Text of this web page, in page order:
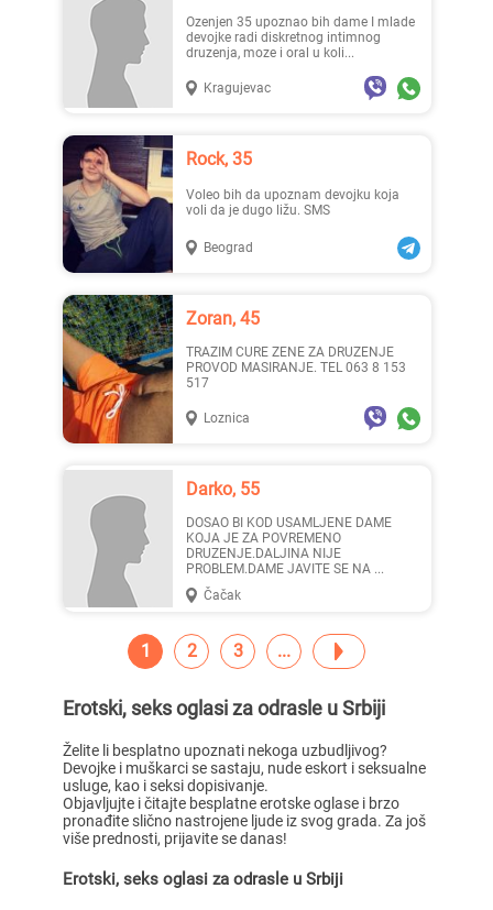
ozenjen 35 upoznao bih dame I mlade
devojke radi diskretnog intimnog
druzenja, moze i oral u koli...
Kragujevac
Rock, 35
Voleo bih da upoznam devojku koja
voli da je dugo ližu. SMS
Beograd
Zoran, 45
TRAZIM CURE ZENE ZA DRUZENJE
PROVOD MASIRANJE. TEL 063 8 153
517
Loznica
Darko, 55
DOSAO BI KOD USAMLJENE DAME
KOJA JE ZA POVREMENO
DRUZENJE.DALJINA NIJE
PROBLEM.DAME JAVITE SE NA ...
Čačak
1 2 3
Erotski, seks oglasi za odrasle u Srbiji
Želite li besplatno upoznati nekoga uzbudljivog?
Devojke i muškarci se sastaju, nude eskort i seksualne
usluge, kao i seksi dopisivanje.
Objavljujte i čitajte besplatne erotske oglase i brzo
pronađite slično nastrojene ljude iz svog grada. Za još
više prednosti, prijavite se danas!
Erotski, seks oglasi za odrasle u Srbiji